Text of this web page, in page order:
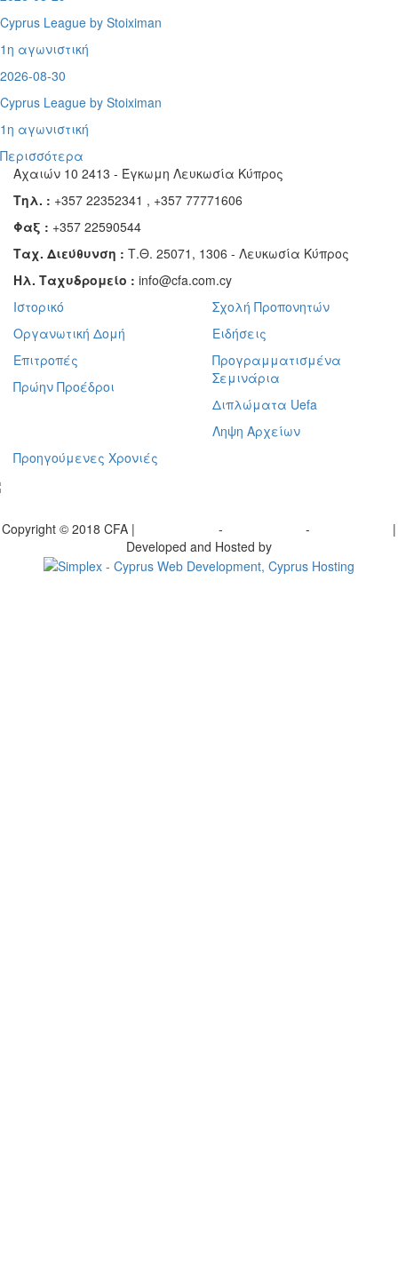
Cyprus League by Stoiximan
1η αγωνιστική
2026-08-30
Cyprus League by Stoiximan
1η αγωνιστική
Περισσότερα
Αχαιών 10 2413 - Έγκωμη Λευκωσία Κύπρος
Τηλ. : +357 22352341 , +357 77771606
Φαξ : +357 22590544
Ταχ. Διεύθυνση : Τ.Θ. 25071, 1306 - Λευκωσία Κύπρος
Ηλ. Ταχυδρομείο : info@cfa.com.cy
Ιστορικό
Οργανωτική Δομή
Επιτροπές
Πρώην Προέδροι
Σχολή Προπονητών
Ειδήσεις
Προγραμματισμένα
Σεμινάρια
Διπλώματα Uefa
Ληψη Αρχείων
Προηγούμενες Χρονιές
Copyright © 2018 CFA | - -
|
Developed and Hosted by